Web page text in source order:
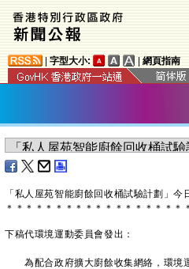
字型大小: 網頁指南
「私人屋苑智能廚餘回收桶試驗計劃」今
＊ ＊ ＊ ＊ ＊ ＊ ＊ ＊ ＊ ＊ ＊ ＊ ＊ ＊ ＊ ＊ ＊ ＊
下稿代環境運動委員會發出：
為配合政府擴大廚餘收集網絡，環境